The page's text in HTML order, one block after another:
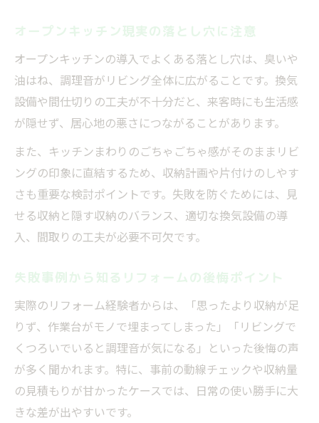
オープンキッチン現実の落とし穴に注意
オープンキッチンの導入でよくある落とし穴は、臭いや
油はね、調理音がリビング全体に広がることです。換気
設備や間仕切りの工夫が不十分だと、来客時にも生活感
が隠せず、居心地の悪さにつながることがあります。
また、キッチンまわりのごちゃごちゃ感がそのままリビ
ングの印象に直結するため、収納計画や片付けのしやす
さも重要な検討ポイントです。失敗を防ぐためには、見
せる収納と隠す収納のバランス、適切な換気設備の導
入、間取りの工夫が必要不可欠です。
失敗事例から知るリフォームの後悔ポイント
実際のリフォーム経験者からは、「思ったより収納が足
りず、作業台がモノで埋まってしまった」「リビングで
くつろいでいると調理音が気になる」といった後悔の声
が多く聞かれます。特に、事前の動線チェックや収納量
の見積もりが甘かったケースでは、日常の使い勝手に大
きな差が出やすいです。